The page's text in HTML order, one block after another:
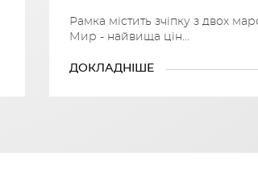
Рамка містить зчіпку з двох
Мир - найвища цін...
ДОКЛАДНІШЕ